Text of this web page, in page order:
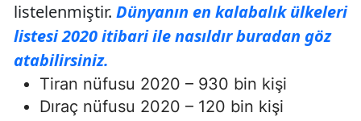
listelenmiştir. Dünyanın en kalabalık ülkeleri
listesi 2020 itibari ile nasıldır buradan göz
atabilirsiniz.
Tiran nüfusu 2020 – 930 bin kişi
Dıraç nüfusu 2020 – 120 bin kişi